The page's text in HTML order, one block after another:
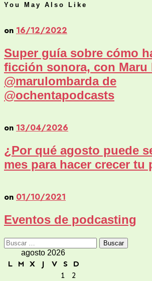
You May Also Like
on 16/12/2022
Super guía sobre cómo
ficción sonora, con Maru
@marulombarda de
@ochentapodcasts
on 13/04/2026
¿Por qué agosto puede
mes para hacer crecer tu
on 01/10/2021
Eventos de podcasting
Buscar:
agosto 2026
L M X J V S
D
1
2